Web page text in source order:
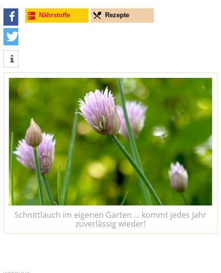
teilen
tweet
Nährstoffe Rezepte
Schnittlauch im eigenen Garten ... kommt jedes Jahr
zuverlässig wieder!